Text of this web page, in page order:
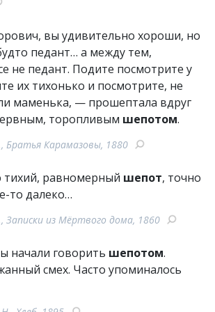
вы удивительно хороши, но
педант… а между тем,
не педант. Подите посмотрите у
их тихонько и посмотрите, не
маменька, — прошептала вдруг
торопливым шепотом.
Братья Карамазовы, 1880
равномерный шепот, точно
то далеко…
Записки из Мёртвого дома, 1860
начали говорить шепотом.
смех. Часто упоминалось